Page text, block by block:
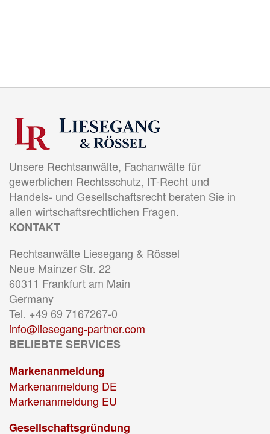
Unsere Rechtsanwälte, Fachanwälte für
gewerblichen Rechtsschutz, IT-Recht und
Handels- und Gesellschaftsrecht beraten Sie in
allen wirtschaftsrechtlichen Fragen.
KONTAKT
Rechtsanwälte Liesegang & Rössel
Neue Mainzer Str. 22
60311 Frankfurt am Main
Germany
Tel. +49 69 7167267-0
info@liesegang-partner.com
BELIEBTE SERVICES
Markenanmeldung
Markenanmeldung DE
Markenanmeldung EU
Gesellschaftsgründung